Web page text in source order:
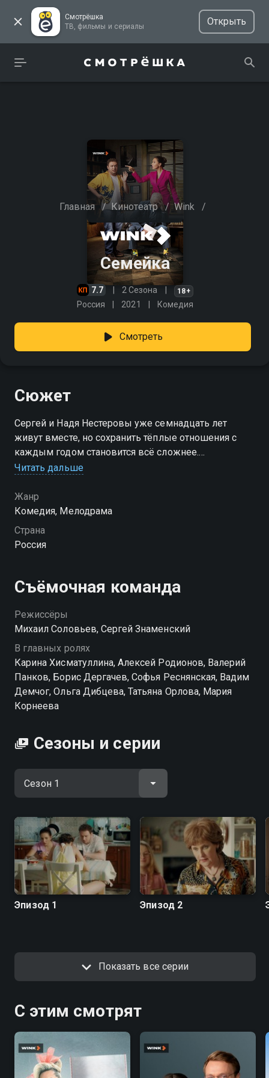
Смотрёшка
ТВ, фильмы и сериалы
Открыть
Главная / Кинотеатр / Wink /
Семейка
7.7 2 Сезона 18+
Россия 2021 Комедия
Смотреть
Сюжет
Сергей и Надя Нестеровы уже семнадцать лет
живут вместе, но сохранить тёплые отношения с
каждым годом становится всё сложнее.
Постоянные бытовые заботы, накопившаяся
разрушают привычное спокойствие. Понимая, что
самостоятельно справиться уже трудно, супруги
обращаются за помощью к психологу. На каждой
встрече приходится разбирать не только проблемы
вмешательство бабушки Тамары, и непростые
переживания дочерй-подростков Кати и Василисы,
и бесконечная энергия младшего сына Миши. Но
главная цель у них одна — сохранить брак и не
сериал «Семейка» онлайн в хорошем качестве вы
можете в подписке WINK в Смотрёшке.
Читать дальше
Жанр
Комедия, Мелодрама
Страна
Россия
Съёмочная команда
Режиссёры
Михаил Соловьев, Сергей Знаменский
В главных ролях
Карина Хисматуллина, Алексей Родионов, Валерий
Панков, Борис Дергачев, Софья Реснянская, Вадим
Демчог, Ольга Дибцева, Татьяна Орлова, Мария
Корнеева
Сезоны и серии
Эпизод 1 Эпизод 2
Показать все серии
С этим смотрят